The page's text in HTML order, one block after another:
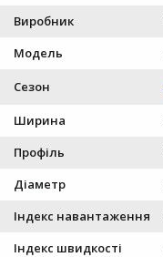
Виробник
Модель
Сезон
Ширина
Профіль
Діаметр
Індекс навантаження
Індекс швидкості